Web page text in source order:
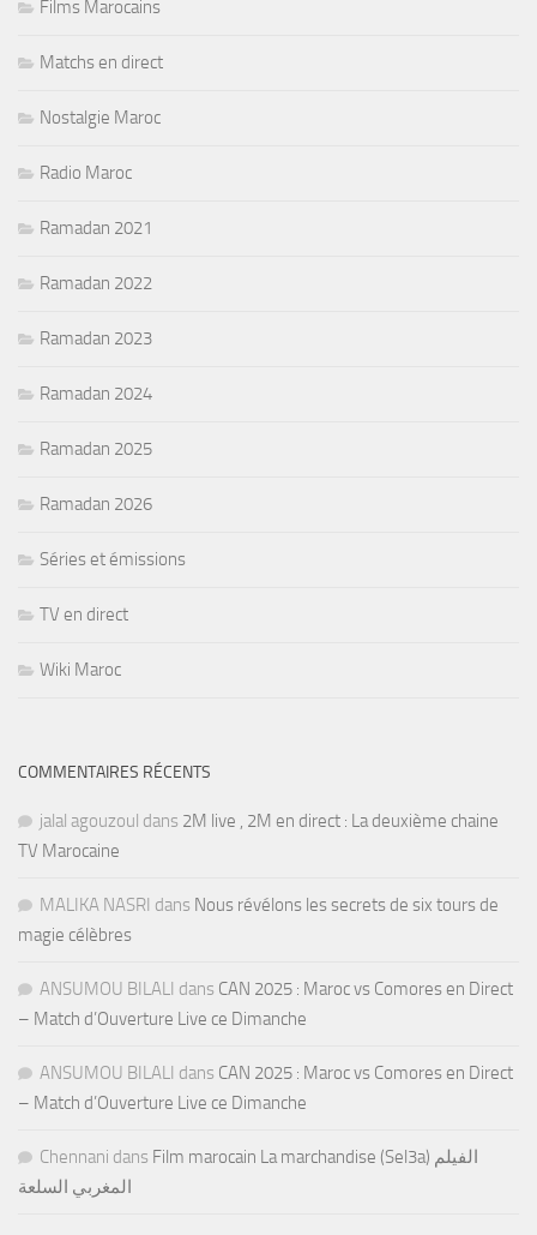
Films Marocains
Matchs en direct
Nostalgie Maroc
Radio Maroc
Ramadan 2021
Ramadan 2022
Ramadan 2023
Ramadan 2024
Ramadan 2025
Ramadan 2026
Séries et émissions
TV en direct
Wiki Maroc
COMMENTAIRES RÉCENTS
jalal agouzoul dans 2M live , 2M en direct : La deuxième chaine
TV Marocaine
MALIKA NASRI dans Nous révélons les secrets de six tours de
magie célèbres
ANSUMOU BILALI dans CAN 2025 : Maroc vs Comores en Direct
– Match d’Ouverture Live ce Dimanche
ANSUMOU BILALI dans CAN 2025 : Maroc vs Comores en Direct
– Match d’Ouverture Live ce Dimanche
Chennani dans Film marocain La marchandise (Sel3a) الفيلم
المغربي السلعة